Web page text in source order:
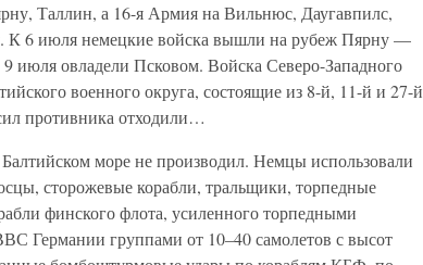
Таллин, а 16-я Армия на Вильнюс, Даугавпилс,
К 6 июля немецкие войска вышли на рубеж Пярну —
овладели Псковом. Войска Северо-Западного
военного округа, состоящие из 8-й, 11-й и 27-й
противника отходили…
море не производил. Немцы использовали
сторожевые корабли, тральщики, торпедные
финского флота, усиленного торпедными
Германии группами от 10–40 самолетов с высот